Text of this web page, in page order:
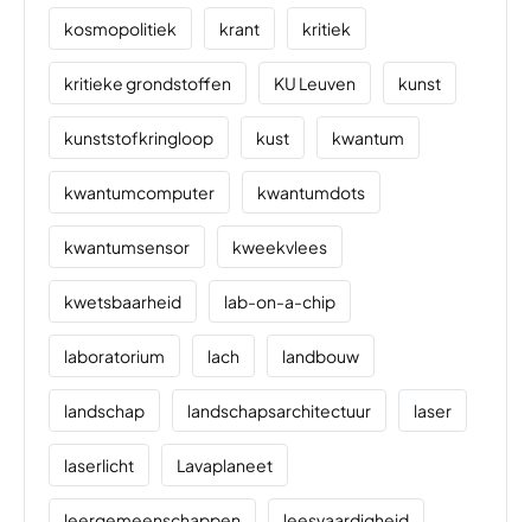
kosmopolitiek krant kritiek
kritieke grondstoffen KU Leuven kunst
kunststofkringloop kust kwantum
kwantumcomputer kwantumdots
kwantumsensor kweekvlees
kwetsbaarheid lab-on-a-chip
laboratorium lach landbouw
landschap landschapsarchitectuur laser
laserlicht Lavaplaneet